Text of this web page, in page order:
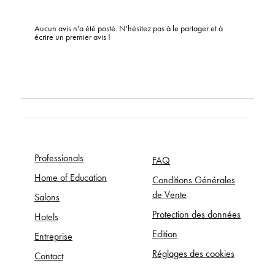
Aucun avis n'a été posté. N'hésitez pas à le partager et à
écrire un premier avis !
Professionals
Home of Education
Salons
Hotels
Entreprise
Contact
FAQ
Conditions Générales
de Vente
Protection des données
Edition
Réglages des cookies